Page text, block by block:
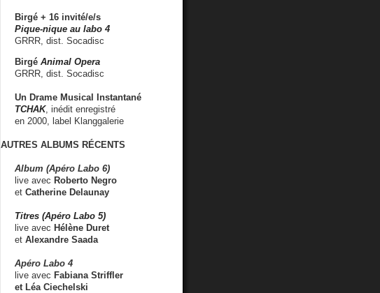
Birgé + 16 invité/e/s
Pique-nique au labo 4
GRRR, dist. Socadisc
Birgé Animal Opera
GRRR, dist. Socadisc
Un Drame Musical Instantané
TCHAK, inédit enregistré
en 2000, label Klanggalerie
AUTRES ALBUMS RÉCENTS
Album (Apéro Labo 6)
live avec Roberto Negro
et Catherine Delaunay
Titres (Apéro Labo 5)
live avec Hélène Duret
et Alexandre Saada
Apéro Labo 4
live avec Fabiana Striffler
et Léa Ciechelski